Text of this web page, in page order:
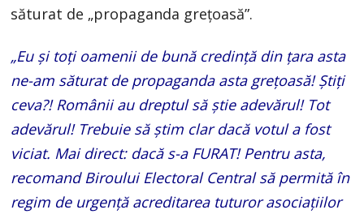
săturat de „propaganda greţoasă”.
„Eu şi toţi oamenii de bună credinţă din ţara asta
ne-am săturat de propaganda asta greţoasă! Ştiţi
ceva?! Românii au dreptul să ştie adevărul! Tot
adevărul! Trebuie să ştim clar dacă votul a fost
viciat. Mai direct: dacă s-a FURAT! Pentru asta,
recomand Biroului Electoral Central să permită în
regim de urgenţă acreditarea tuturor asociaţiilor